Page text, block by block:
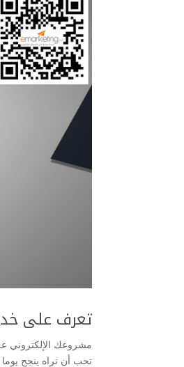
تعرف على
مشروعك الإلكتروني
تحب أن تراه ينجح